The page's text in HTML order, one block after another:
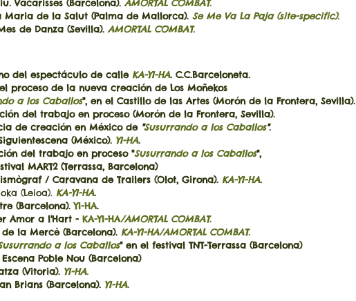
(Barcelona). AMORTAL COMBAT.
de la Salut (Palma de Mallorca). Se Me Va La Paja (site-specific).
de Danza (Sevilla). AMORTAL COMBAT.
del espectáculo de calle KA-YI-HA. C.C.Barceloneta.
de la nueva creación de Los Moñekos
a los Caballos", en el Castillo de las Artes (Morón de la Frontera, Sevilla).
del trabajo en proceso (Morón de la Frontera, Sevilla).
de creación en México de "Susurrando a los Caballos".
(México). YI-HA.
del trabajo en proceso "Susurrando a los Caballos",
(Terrassa, Barcelona)
/ Caravana de Trailers (Olot, Girona). KA-YI-HA.
(Leioa). KA-YI-HA.
(Barcelona).YI-HA.
a l'Hart - KA-YI-HA/AMORTAL COMBAT.
de la Mercè (Barcelona). KA-YI-HA/AMORTAL COMBAT.
a los Caballos" en el festival TNT-Terrassa (Barcelona)
Escena Poble Nou (Barcelona)
(Vitoria). YI-HA.
Brians (Barcelona). YI-HA.